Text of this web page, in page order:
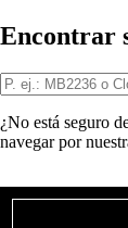
Encontrar
¿No está seguro
navegar por